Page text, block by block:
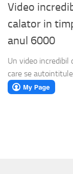
Video
calator in
anul 6000
Un video incredibil
care se